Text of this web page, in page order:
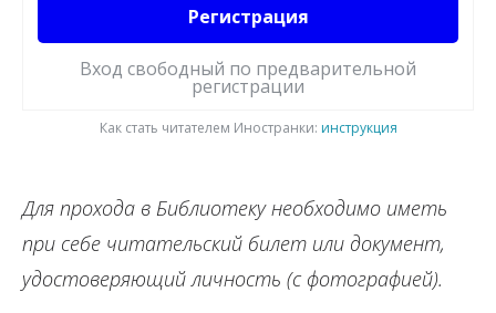
Регистрация
Вход свободный по предварительной
регистрации
Как стать читателем Иностранки: инструкция
Для прохода в Библиотеку необходимо иметь
при себе читательский билет или документ,
удостоверяющий личность (с фотографией).